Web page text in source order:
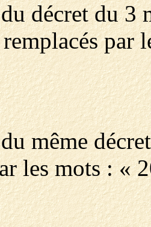
décret du 3
par
même
les mots : «